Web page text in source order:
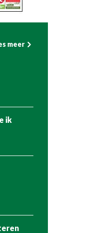
meer
ik